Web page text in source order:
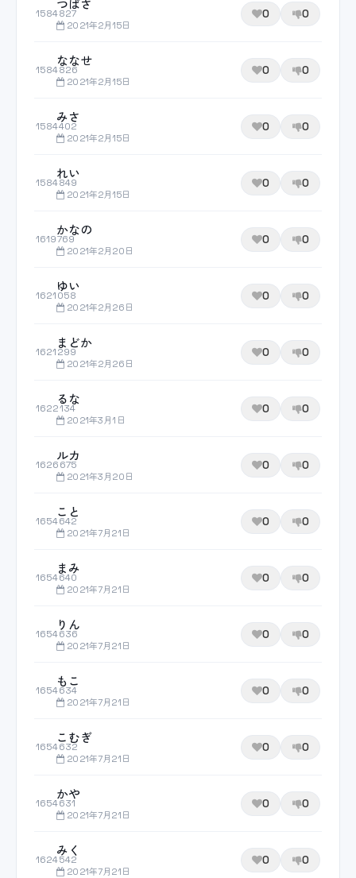
1584827
つばさ
2021年2月15日
0 0
1584826
ななせ
2021年2月15日
0 0
1584402
みさ
2021年2月15日
0 0
1584849
れい
2021年2月15日
0 0
1619769
かなの
2021年2月20日
0 0
1621058
ゆい
2021年2月26日
0 0
1621299
まどか
2021年2月26日
0 0
1622134
るな
2021年3月1日
0 0
1626675
ルカ
2021年3月20日
0 0
1654642
こと
2021年7月21日
0 0
1654640
まみ
2021年7月21日
0 0
1654636
りん
2021年7月21日
0 0
1654634
もこ
2021年7月21日
0 0
1654632
こむぎ
2021年7月21日
0 0
1654631
かや
2021年7月21日
0 0
1624542
みく
2021年7月21日
0 0